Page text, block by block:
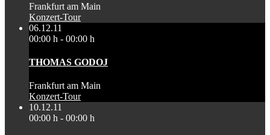
Frankfurt am Main
Konzert-Tour
06.12.11
00:00 h - 00:00 h
THOMAS GODOJ
Frankfurt am Main
Konzert-Tour
10.12.11
00:00 h - 00:00 h